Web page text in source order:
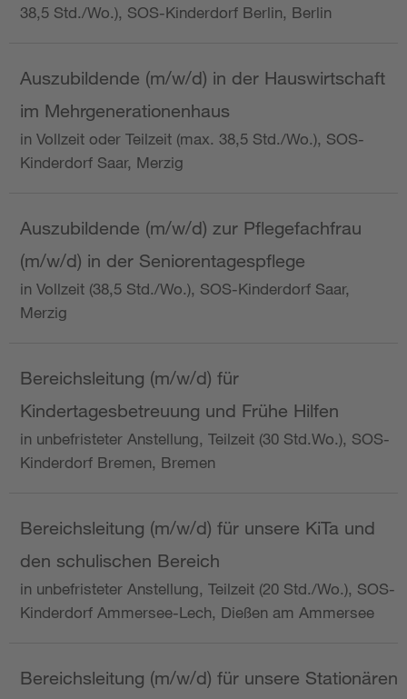
38,5 Std./Wo.), SOS-Kinderdorf Berlin, Berlin
Auszubildende (m/w/d) in der Hauswirtschaft
im Mehrgenerationenhaus
in Vollzeit oder Teilzeit (max. 38,5 Std./Wo.), SOS-
Kinderdorf Saar, Merzig
Auszubildende (m/w/d) zur Pflegefachfrau
(m/w/d) in der Seniorentagespflege
in Vollzeit (38,5 Std./Wo.), SOS-Kinderdorf Saar,
Merzig
Bereichsleitung (m/w/d) für
Kindertagesbetreuung und Frühe Hilfen
in unbefristeter Anstellung, Teilzeit (30 Std.Wo.), SOS-
Kinderdorf Bremen, Bremen
Bereichsleitung (m/w/d) für unsere KiTa und
den schulischen Bereich
in unbefristeter Anstellung, Teilzeit (20 Std./Wo.), SOS-
Kinderdorf Ammersee-Lech, Dießen am Ammersee
Bereichsleitung (m/w/d) für unsere Stationären